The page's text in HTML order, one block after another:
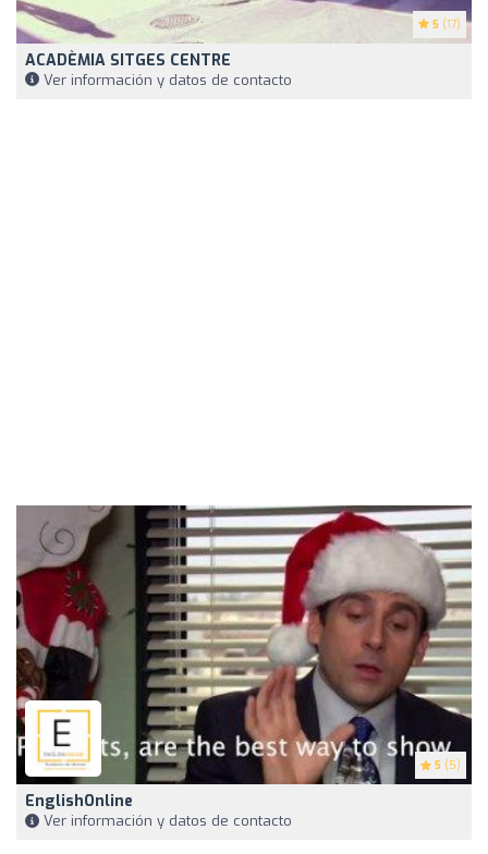
5 (17)
ACADÈMIA SITGES CENTRE
Ver información y datos de contacto
5 (5)
EnglishOnline
Ver información y datos de contacto